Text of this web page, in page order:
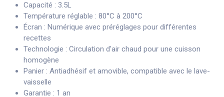
Capacité : 3.5L
Température réglable : 80°C à 200°C
Écran : Numérique avec préréglages pour différentes
recettes
Technologie : Circulation d'air chaud pour une cuisson
homogène
Panier : Antiadhésif et amovible, compatible avec le lave-
vaisselle
Garantie : 1 an